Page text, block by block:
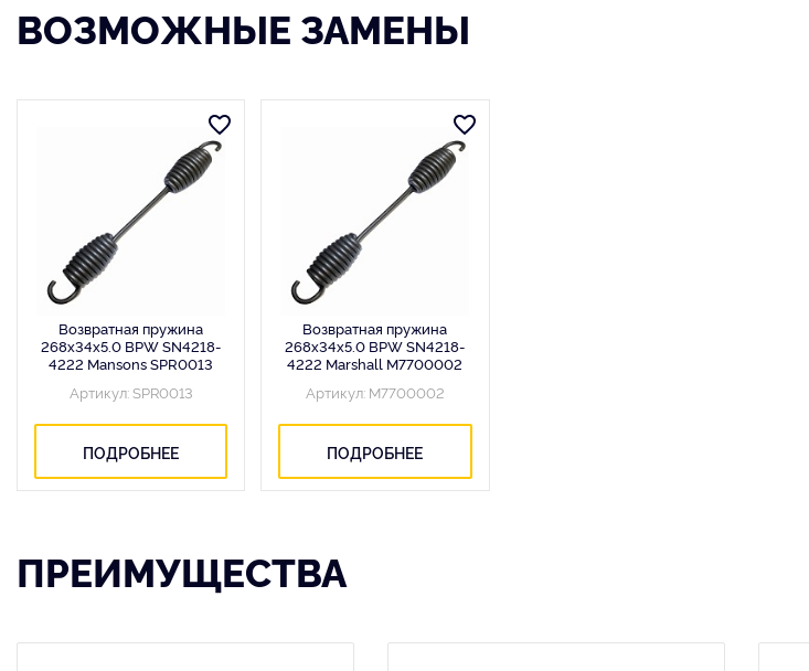
ВОЗМОЖНЫЕ ЗАМЕНЫ
Возвратная пружина
268x34x5.0 BPW SN4218-
4222 Mansons SPR0013
Артикул: SPR0013
ПОДРОБНЕЕ
Возвратная пружина
268x34x5.0 BPW SN4218-
4222 Marshall M7700002
Артикул: M7700002
ПОДРОБНЕЕ
ПРЕИМУЩЕСТВА